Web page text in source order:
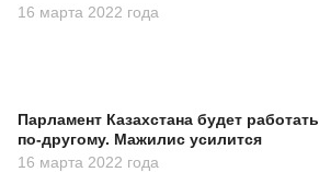
16 марта 2022 года
Парламент Казахстана будет работать
по-другому. Мажилис усилится
16 марта 2022 года